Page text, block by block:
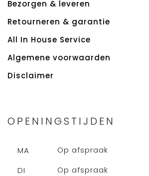
Bezorgen & leveren
Retourneren & garantie
All In House Service
Algemene voorwaarden
Disclaimer
OPENINGSTIJDEN
MA
Op afspraak
DI
Op afspraak